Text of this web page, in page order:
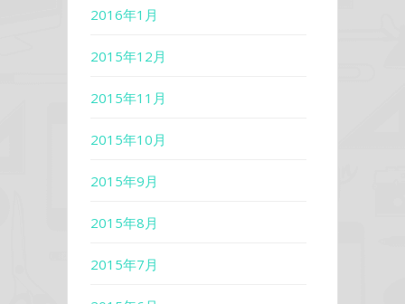
2016年1月
2015年12月
2015年11月
2015年10月
2015年9月
2015年8月
2015年7月